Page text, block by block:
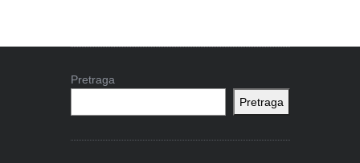
Pretraga
Pretraga